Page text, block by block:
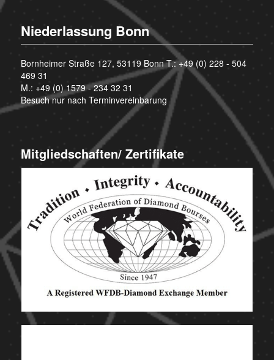
Niederlassung Bonn
Bornheimer Straße 127, 53119 Bonn T.:+49 (0) 228 - 504
469 31
M.: +49 (0) 1579 - 234 32 31
Besuch nur nach Terminvereinbarung
Mitgliedschaften/ Zertifikate